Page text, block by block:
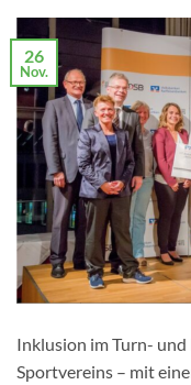
26
Nov.
Inklusion im Turn- und
Sportvereins – mit